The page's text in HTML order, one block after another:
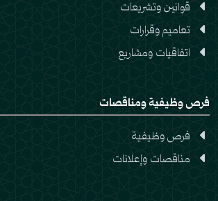
قوانين وتشريعات
تعاميم وقرارات
اتفاقيات ومشاريع
فرص وظيفية ومناقصات
فرص وظيفية
مناقصات وإعلانات